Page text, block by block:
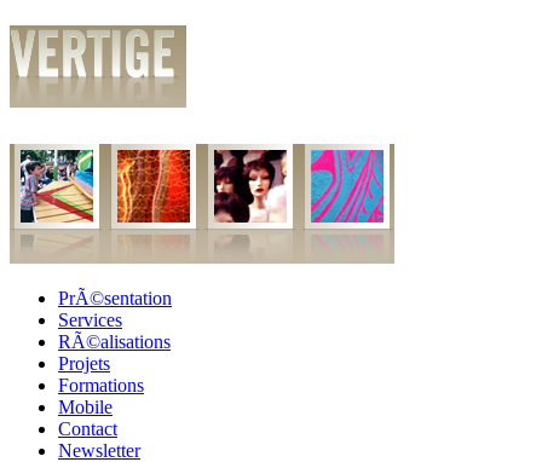
PrÃ©sentation
Services
RÃ©alisations
Projets
Formations
Mobile
Contact
Newsletter